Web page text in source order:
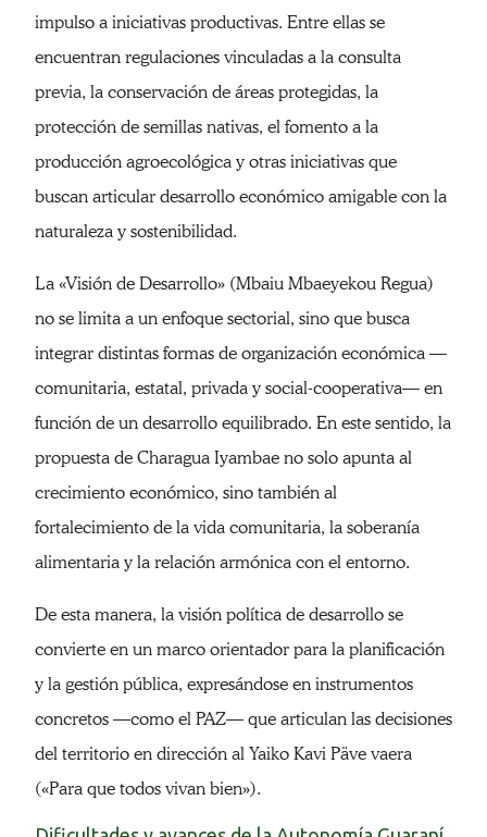
impulso a iniciativas productivas. Entre ellas se
encuentran regulaciones vinculadas a la consulta
previa, la conservación de áreas protegidas, la
protección de semillas nativas, el fomento a la
producción agroecológica y otras iniciativas que
buscan articular desarrollo económico amigable con la
naturaleza y sostenibilidad.
La «Visión de Desarrollo» (Mbaiu Mbaeyekou Regua)
no se limita a un enfoque sectorial, sino que busca
integrar distintas formas de organización económica —
comunitaria, estatal, privada y social-cooperativa— en
función de un desarrollo equilibrado. En este sentido, la
propuesta de Charagua Iyambae no solo apunta al
crecimiento económico, sino también al
fortalecimiento de la vida comunitaria, la soberanía
alimentaria y la relación armónica con el entorno.
De esta manera, la visión política de desarrollo se
convierte en un marco orientador para la planificación
y la gestión pública, expresándose en instrumentos
concretos —como el PAZ— que articulan las decisiones
del territorio en dirección al Yaiko Kavi Päve vaera
(«Para que todos vivan bien»).